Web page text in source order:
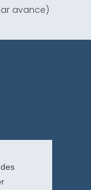
avance)